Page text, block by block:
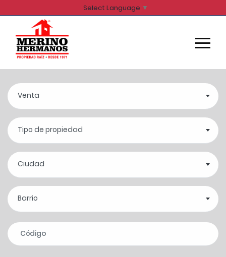
Select Language ▼
Venta
Tipo de propiedad
Ciudad
Barrio